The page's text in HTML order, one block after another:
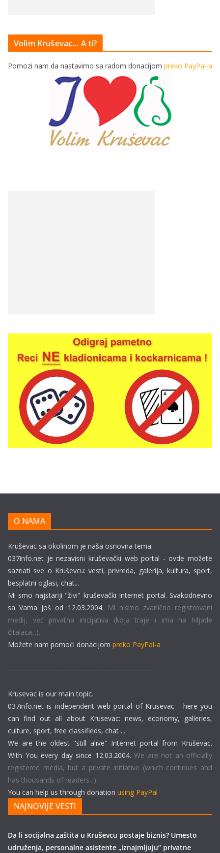
Volim Kruševac… A ti?
Pomozi nam da nastavimo sa radom donacijom preko PayPal-a
O NAMA
Kruševac sa okolinom je naša osnovna tema.
037info.net je nezavisni kruševački web portal - ovde možete
saznati sve o Kruševcu: vesti, privreda, galerija, kultura, sport,
besplatni oglasi, chat...
Mi smo najstariji "živi" kruševački Internet portal. Svakodnevno
sa Vama još od 12.03.2004. Mi nismo zvanično registrovani
medij, već privatna inicijativa (koja traje i ima na hiljade
čitalaca...).
Možete nam pomoći donacijom preko PayPal-a
----------------------------------------------------------
Krusevac is our main topic.
037info.net is independent web portal of Krusevac - here you
can find out all about Krusevac: news, economy, galleries,
culture, sport, free classifieds, chat ...
We are the oldest "still alive" Internet portal from Kruševac.
With You every day since 12.03.2004. We are not an officially
registered media, but a private initiative (which continues and
has thousands of readers...).
You can help us through donation using PayPal
NAJNOVIJE VESTI
Da li socijalna zaštita u Kruševcu postaje biznis? Umesto
udruženja, personalne asistente „iznajmljuju“ privatne